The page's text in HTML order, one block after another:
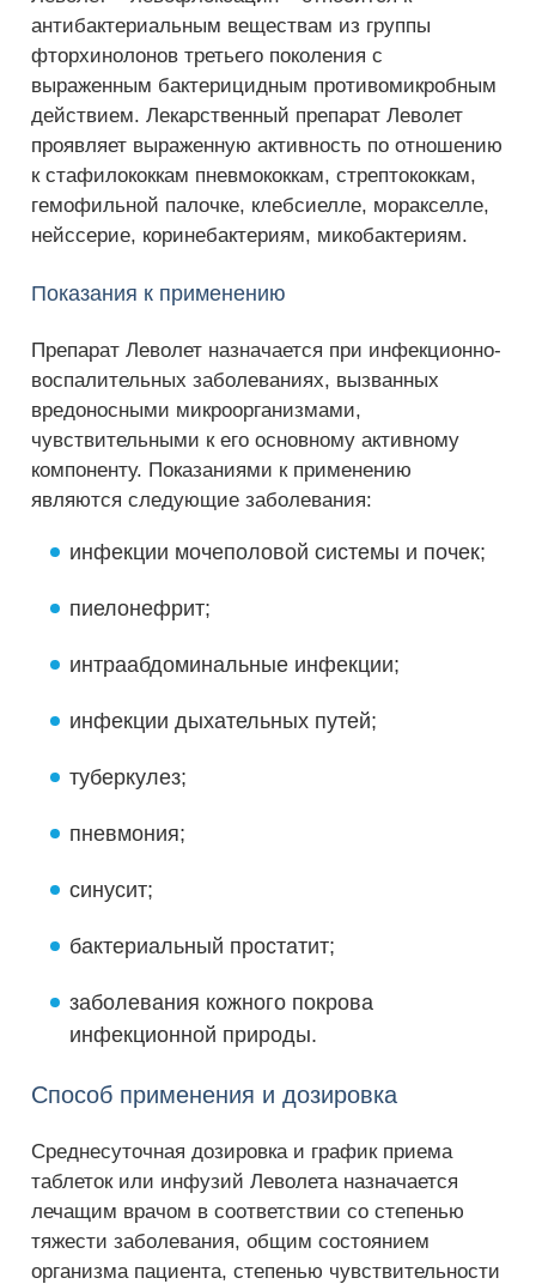
антибактериальным веществам из группы
фторхинолонов третьего поколения с
выраженным бактерицидным противомикробным
действием. Лекарственный препарат Леволет
проявляет выраженную активность по отношению
к стафилококкам пневмококкам, стрептококкам,
гемофильной палочке, клебсиелле, моракселле,
нейссерие, коринебактериям, микобактериям.
Показания к применению
Препарат Леволет назначается при инфекционно-
воспалительных заболеваниях, вызванных
вредоносными микроорганизмами,
чувствительными к его основному активному
компоненту. Показаниями к применению
являются следующие заболевания:
инфекции мочеполовой системы и почек;
пиелонефрит;
интраабдоминальные инфекции;
инфекции дыхательных путей;
туберкулез;
пневмония;
синусит;
бактериальный простатит;
заболевания кожного покрова
инфекционной природы.
Способ применения и дозировка
Среднесуточная дозировка и график приема
таблеток или инфузий Леволета назначается
лечащим врачом в соответствии со степенью
тяжести заболевания, общим состоянием
организма пациента, степенью чувствительности